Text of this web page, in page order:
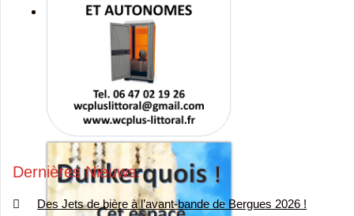
Dernières Nieuws
Des Jets de bière à l’avant-bande de Bergues 2026 !